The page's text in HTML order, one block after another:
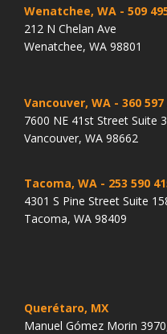
Wenatchee, WA - 509
212 N Chelan Ave
Wenatchee, WA 98801
Vancouver, WA - 360 597
7600 NE 41st Street Suite
Vancouver, WA 98662
Tacoma, WA - 253 590
4301 S Pine Street Suite
Tacoma, WA 98409
Querétaro, MX
Manuel Gómez Morin